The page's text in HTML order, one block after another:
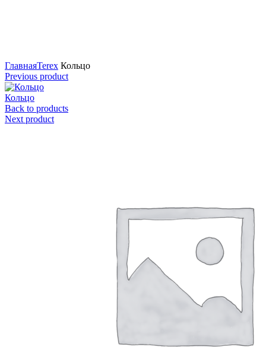
ГлавнаяTerex Кольцо
Previous product
Кольцо
Back to products
Next product